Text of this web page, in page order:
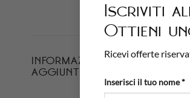
Iscriviti
Ottieni
Ricevi offerte
Inserisci il tuo nome *
INFORMAZIONI
AGGIUNTIVE
PESO